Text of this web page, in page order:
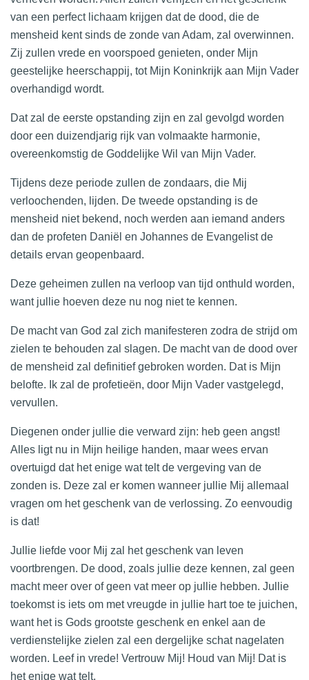
van een perfect lichaam krijgen dat de dood, die de
mensheid kent sinds de zonde van Adam, zal overwinnen.
Zij zullen vrede en voorspoed genieten, onder Mijn
geestelijke heerschappij, tot Mijn Koninkrijk aan Mijn Vader
overhandigd wordt.
Dat zal de eerste opstanding zijn en zal gevolgd worden
door een duizendjarig rijk van volmaakte harmonie,
overeenkomstig de Goddelijke Wil van Mijn Vader.
Tijdens deze periode zullen de zondaars, die Mij
verloochenden, lijden. De tweede opstanding is de
mensheid niet bekend, noch werden aan iemand anders
dan de profeten Daniël en Johannes de Evangelist de
details ervan geopenbaard.
Deze geheimen zullen na verloop van tijd onthuld worden,
want jullie hoeven deze nu nog niet te kennen.
De macht van God zal zich manifesteren zodra de strijd om
zielen te behouden zal slagen. De macht van de dood over
de mensheid zal definitief gebroken worden. Dat is Mijn
belofte. Ik zal de profetieën, door Mijn Vader vastgelegd,
vervullen.
Diegenen onder jullie die verward zijn: heb geen angst!
Alles ligt nu in Mijn heilige handen, maar wees ervan
overtuigd dat het enige wat telt de vergeving van de
zonden is. Deze zal er komen wanneer jullie Mij allemaal
vragen om het geschenk van de verlossing. Zo eenvoudig
is dat!
Jullie liefde voor Mij zal het geschenk van leven
voortbrengen. De dood, zoals jullie deze kennen, zal geen
macht meer over of geen vat meer op jullie hebben. Jullie
toekomst is iets om met vreugde in jullie hart toe te juichen,
want het is Gods grootste geschenk en enkel aan de
verdienstelijke zielen zal een dergelijke schat nagelaten
worden. Leef in vrede! Vertrouw Mij! Houd van Mij! Dat is
het enige wat telt.